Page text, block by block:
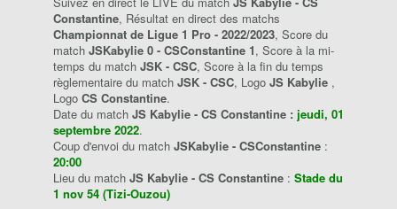
Constantine, Résultat en direct des matchs
Championnat de Ligue 1 Pro - 2022/2023, Score du
match JSKabylie 0 - CSConstantine 1, Score à la mi-
temps du match JSK - CSC, Score à la fin du temps
règlementaire du match JSK - CSC, Logo JS Kabylie ,
Logo CS Constantine.
Date du match JS Kabylie - CS Constantine : jeudi, 01
septembre 2022.
Coup d'envoi du match JSKabylie - CSConstantine :
20:00
Lieu du match JS Kabylie - CS Constantine : Stade du
1 nov 54 (Tizi-Ouzou)